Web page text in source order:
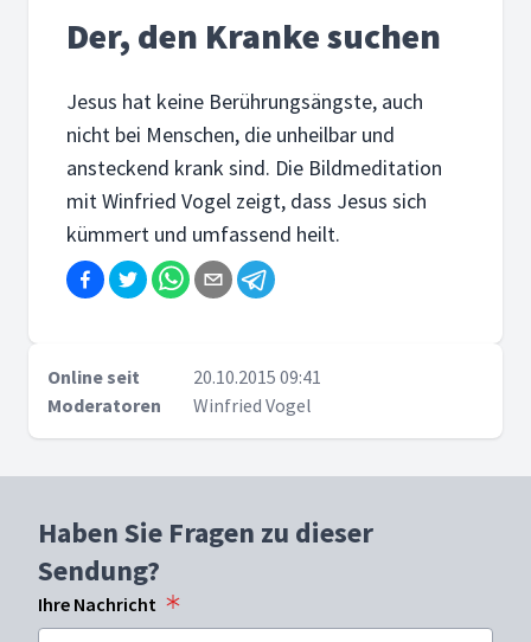
Der, den Kranke suchen
Jesus hat keine Berührungsängste, auch
nicht bei Menschen, die unheilbar und
ansteckend krank sind. Die Bildmeditation
mit Winfried Vogel zeigt, dass Jesus sich
kümmert und umfassend heilt.
Online seit
20.10.2015 09:41
Moderatoren
Winfried Vogel
Haben Sie Fragen zu dieser
Sendung?
Ihre Nachricht